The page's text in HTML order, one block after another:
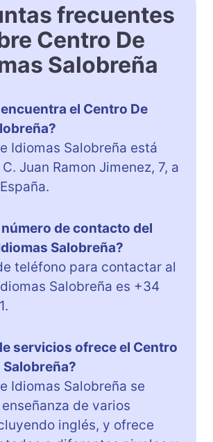
frecuentes
Centro De
Salobreña
el Centro De
Idiomas Salobreña está
Juan Ramon Jimenez, 7, a
número de contacto del
Salobreña?
teléfono para contactar al
Salobreña es +34
servicios ofrece el Centro
Salobreña?
Idiomas Salobreña se
de varios
inglés, y ofrece